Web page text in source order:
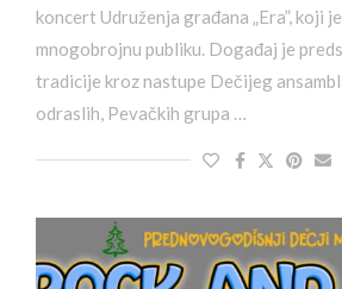
koncert Udruženja građana „Era”, koji
mnogobrojnu publiku. Događaj je
tradicije kroz nastupe Dečijeg
odraslih, Pevačkih grupa …